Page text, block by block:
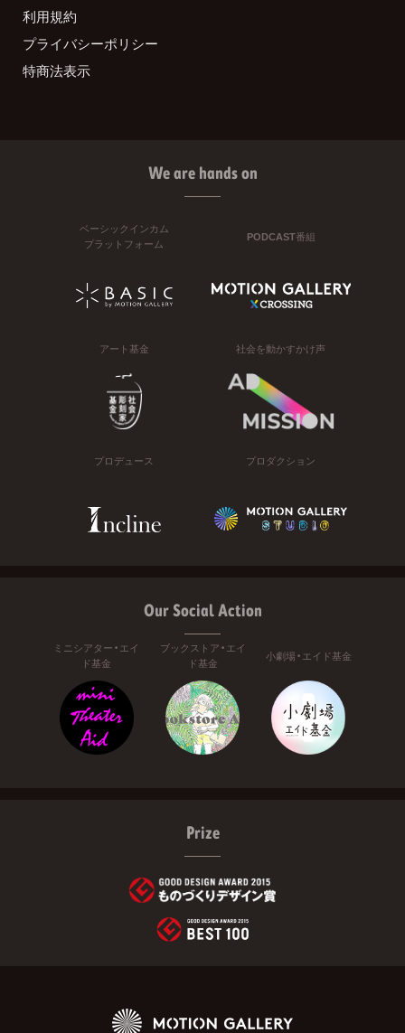
利用規約
プライバシーポリシー
特商法表示
We are hands on
ベーシックインカム
プラットフォーム
PODCAST番組
アート基金 社会を動かすかけ声
プロデュース プロダクション
Our Social Action
ミニシアター・エイ
ド基金
ブックストア・エイ
ド基金
小劇場・エイド基金
Prize